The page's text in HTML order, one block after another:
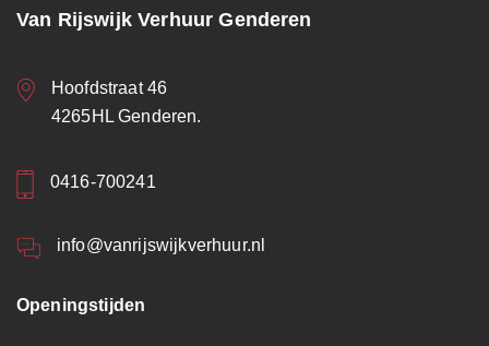
Van Rijswijk Verhuur Genderen
Hoofdstraat 46
4265HL Genderen.
0416-700241
info@vanrijswijkverhuur.nl
Openingstijden